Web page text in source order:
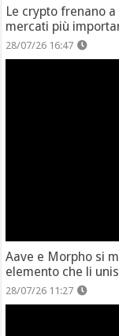
Le crypto frenano
mercati più
28/07/26 16:47
Aave e Morpho si
elemento che li
28/07/26 11:27